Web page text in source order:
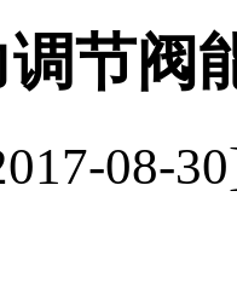
节阀
08-